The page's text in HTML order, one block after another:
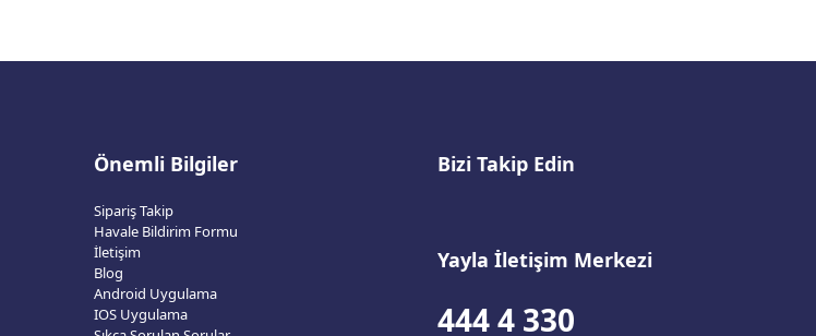
Önemli Bilgiler
Sipariş Takip
Havale Bildirim Formu
İletişim
Blog
Android Uygulama
IOS Uygulama
Bizi Takip Edin
Yayla İletişim Merkezi
444 4 330